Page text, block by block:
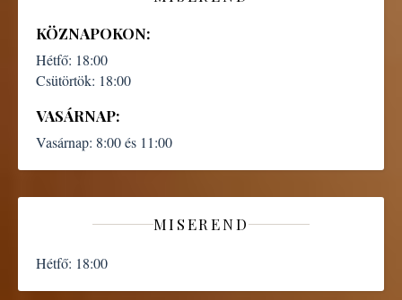
KÖZNAPOKON:
Hétfő: 18:00
Csütörtök: 18:00
VASÁRNAP:
Vasárnap: 8:00 és 11:00
MISEREND
Hétfő: 18:00